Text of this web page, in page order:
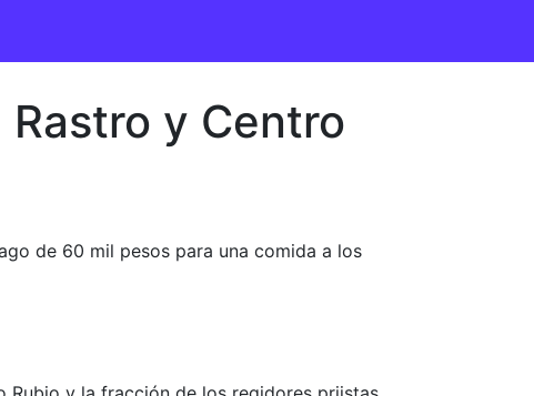
y Centro
de 60 mil pesos para una comida a los